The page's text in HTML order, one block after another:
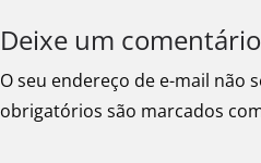
Deixe um comentário
O seu endereço de e-mail não
obrigatórios são marcados